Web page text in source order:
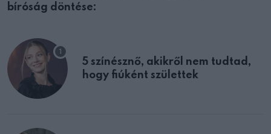
bíróság döntése:
5 színésznő, akikről nem tudtad,
hogy fiúként születtek